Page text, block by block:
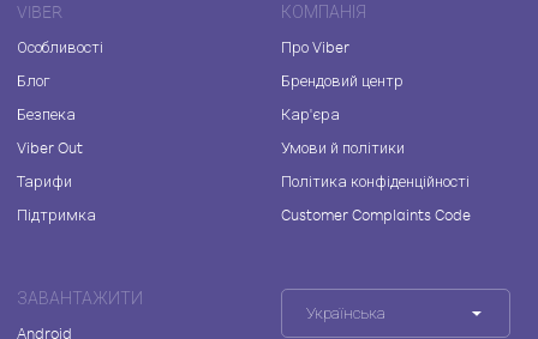
VIBER
Особливості
Блог
Безпека
Viber Out
Тарифи
Підтримка
КОМПАНІЯ
Про Viber
Брендовий центр
Кар'єра
Умови й політики
Політика конфіденційності
Customer Complaints Code
ЗАВАНТАЖИТИ
Android
Українська